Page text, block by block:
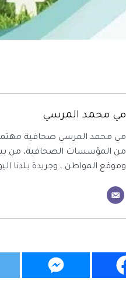
مي محمد المرسي
مي محمد المرسي صحافية مهتمة
من المؤسسات الصحافية، من
وموقع المواطن ، وجريدة بلدنا